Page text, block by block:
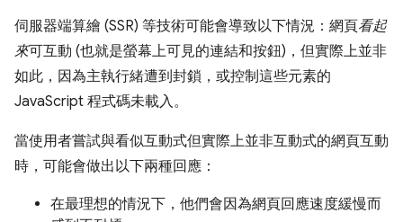
伺服器端算繪 (SSR) 等技術可能會導致以下情況：網頁看起
來可互動 (也就是螢幕上可見的連結和按鈕)，但實際上並非
如此 ，因為主執行緒遭到封鎖，或控制這些元素的
JavaScript 程式碼未載入。
當使用者嘗試與看似互動式但實際上並非互動式的網頁互動
時，可能會做出以下兩種回應：
在最理想的情況下，他們會因為網頁回應速度緩慢而